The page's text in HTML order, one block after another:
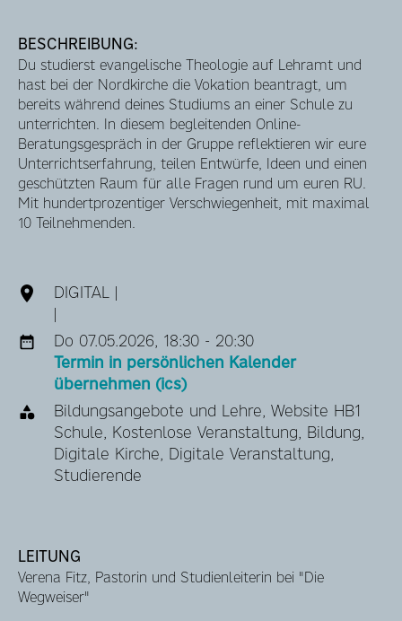
BESCHREIBUNG:
Du studierst evangelische Theologie auf Lehramt und
hast bei der Nordkirche die Vokation beantragt, um
bereits während deines Studiums an einer Schule zu
unterrichten. In diesem begleitenden Online-
Beratungsgespräch in der Gruppe reflektieren wir eure
Unterrichtserfahrung, teilen Entwürfe, Ideen und einen
geschützten Raum für alle Fragen rund um euren RU.
Mit hundertprozentiger Verschwiegenheit, mit maximal
10 Teilnehmenden.
DIGITAL |
|
Do 07.05.2026, 18:30 - 20:30
Termin in persönlichen Kalender
übernehmen (ics)
Bildungsangebote und Lehre, Website HB1
Schule, Kostenlose Veranstaltung, Bildung,
Digitale Kirche, Digitale Veranstaltung,
Studierende
LEITUNG
Verena Fitz, Pastorin und Studienleiterin bei "Die
Wegweiser"